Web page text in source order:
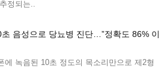
정되는..
음성으로 당뇨병 진단…”정확도 86% 이
에 녹음된 10초 정도의 목소리만으로 제2형